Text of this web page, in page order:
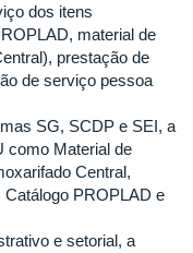
dos itens
material de
prestação de
de serviço pessoa
SG, SCDP e SEI, a
como Material de
Central,
PROPLAD e
e setorial, a